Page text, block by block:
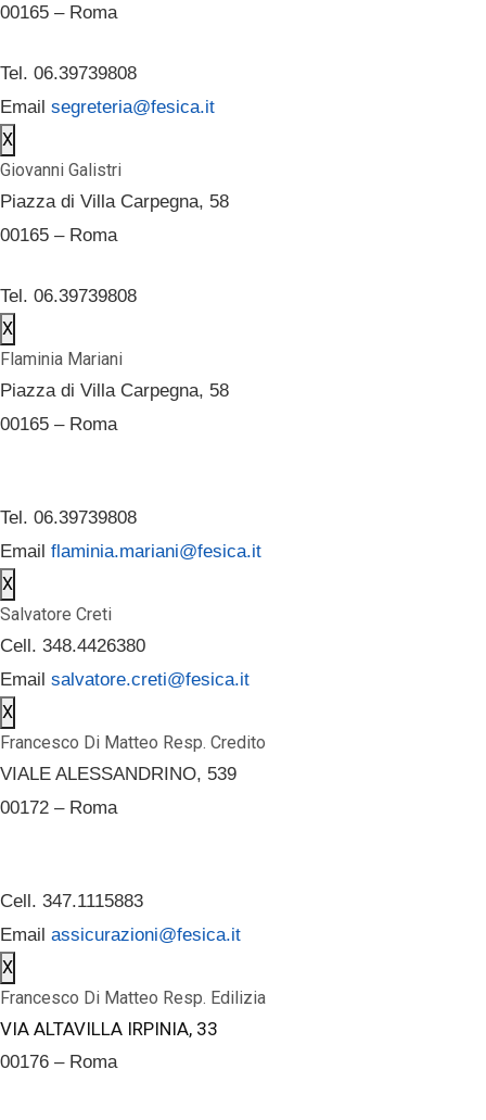
00165 – Roma
Tel. 06.39739808
Email segreteria@fesica.it
X
Giovanni Galistri
Piazza di Villa Carpegna, 58
00165 – Roma
Tel. 06.39739808
X
Flaminia Mariani
Piazza di Villa Carpegna, 58
00165 – Roma
Tel. 06.39739808
Email flaminia.mariani@fesica.it
X
Salvatore Creti
Cell. 348.4426380
Email salvatore.creti@fesica.it
X
Francesco Di Matteo Resp. Credito
VIALE ALESSANDRINO, 539
00172 – Roma
Cell. 347.1115883
Email assicurazioni@fesica.it
X
Francesco Di Matteo Resp. Edilizia
VIA ALTAVILLA IRPINIA, 33
00176 – Roma